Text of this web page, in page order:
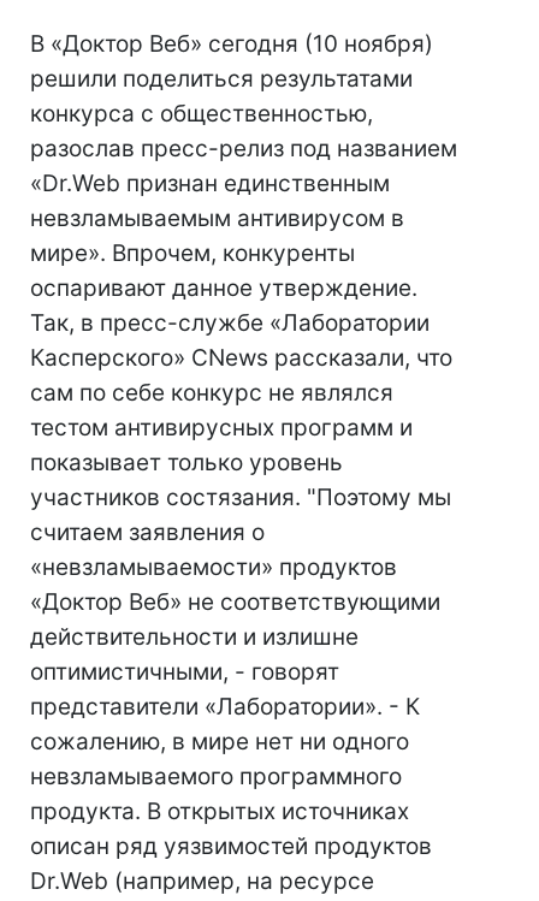
В «Доктор Веб» сегодня (10 ноября)
решили поделиться результатами
конкурса с общественностью,
разослав пресс-релиз под названием
«Dr.Web признан единственным
невзламываемым антивирусом в
мире». Впрочем, конкуренты
оспаривают данное утверждение.
Так, в пресс-службе «Лаборатории
Касперского» CNews рассказали, что
сам по себе конкурс не являлся
тестом антивирусных программ и
показывает только уровень
участников состязания. "Поэтому мы
считаем заявления о
«невзламываемости» продуктов
«Доктор Веб» не соответствующими
действительности и излишне
оптимистичными, - говорят
представители «Лаборатории». - К
сожалению, в мире нет ни одного
невзламываемого программного
продукта. В открытых источниках
описан ряд уязвимостей продуктов
Dr.Web (например, на ресурсе